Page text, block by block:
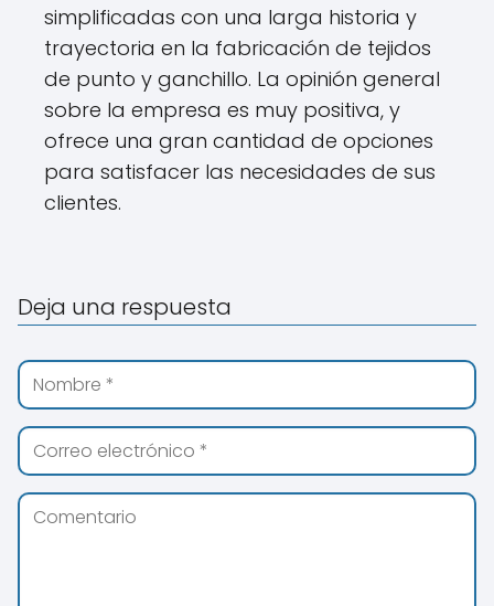
simplificadas con una larga historia y
trayectoria en la fabricación de tejidos
de punto y ganchillo. La opinión general
sobre la empresa es muy positiva, y
ofrece una gran cantidad de opciones
para satisfacer las necesidades de sus
clientes.
Deja una respuesta